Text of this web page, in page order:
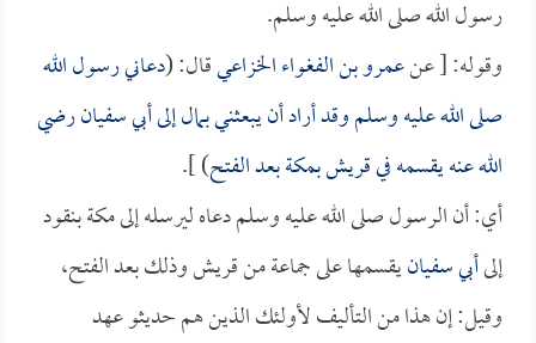
رسول الله صلى الله عليه وسلم.
وقوله: [ عنعمرو بن الفغواء الخزاعيقال: (دعاني رسول الله
صلى الله عليه وسلم وقد أراد أن يبعثني بمال إلىأبي سفيانرضي
الله عنه يقسمه في قريش بمكة بعد الفتح) ].
أي: أن الرسول صلى الله عليه وسلم دعاه ليرسله إلى مكة بنقود
إلىأبي سفيانيقسمها على جماعة من قريش وذلك بعد الفتح،
وقيل: إن هذا من التأليف لأولئك الذين هم حديثو عهد